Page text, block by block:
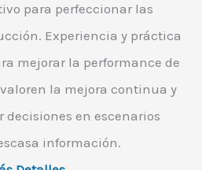
para perfeccionar las
Experiencia y práctica
mejorar la performance de
la mejora continua y
en escenarios
información.